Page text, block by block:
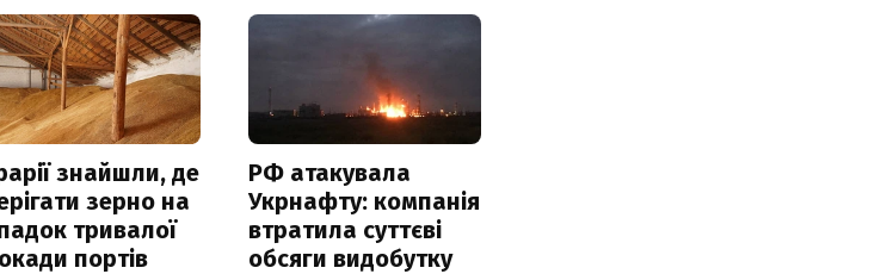
знайшли, де
зерно на
тривалої
портів
РФ атакувала
Укрнафту: компанія
втратила суттєві
обсяги видобутку